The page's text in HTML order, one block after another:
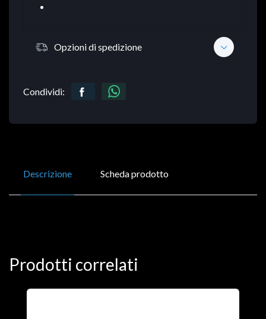
Opzioni di spedizione
Condividi:
Descrizione Scheda prodotto
Prodotti correlati